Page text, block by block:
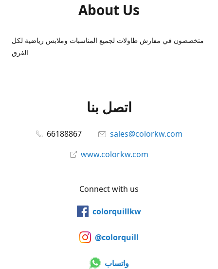
About Us
متخصصون في مفارش طاولات لجميع المناسبات وملابس رياضية لكل
الفرق
اتصل بنا
66188867
sales@colorkw.com
www.colorkw.com
Connect with us
colorquillkw
@colorquill
واتساب